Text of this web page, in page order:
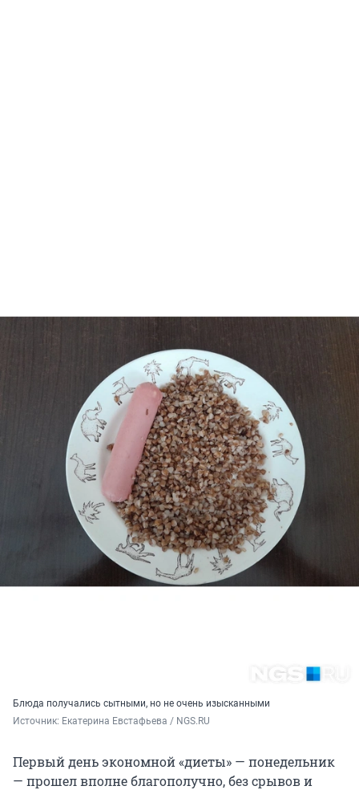
Блюда получались сытными, но не очень изысканными
Источник: Екатерина Евстафьева / NGS.RU
Первый день экономной «диеты» — понедельник
— прошел вполне благополучно, без срывов и